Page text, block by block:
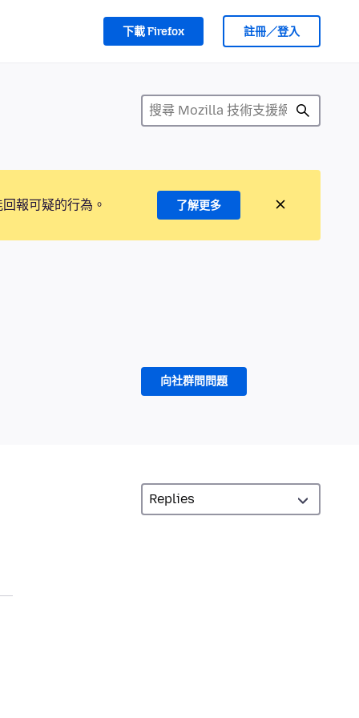
下載 Firefox 註冊／登入
報可疑的行為。 了解更多
向社群問問題